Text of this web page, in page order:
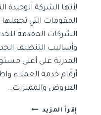
لأنها الشركة الوحيدة
المقومات التي
الشركات المقدمة
وأساليب التنظيف
المدربة على أعلى
أرقام خدمة العملاء
العروض والمميزات…
إقرأ المزيد شركة